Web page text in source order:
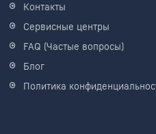
Контакты
Сервисные центры
FAQ (Частые вопросы)
Блог
Политика